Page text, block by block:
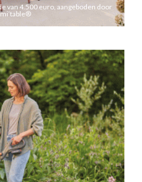
van 4.500 euro, aangeboden door